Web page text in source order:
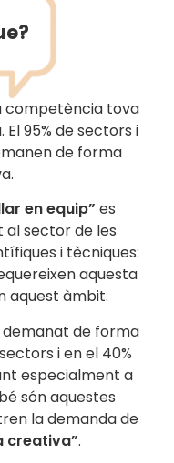
competència tova
El 95% de sectors i
de forma
en equip” es
sector de les
i tècniques:
aquesta
aquest àmbit.
demanat de forma
i en el 40%
especialment a
són aquestes
la demanda de
creativa”.